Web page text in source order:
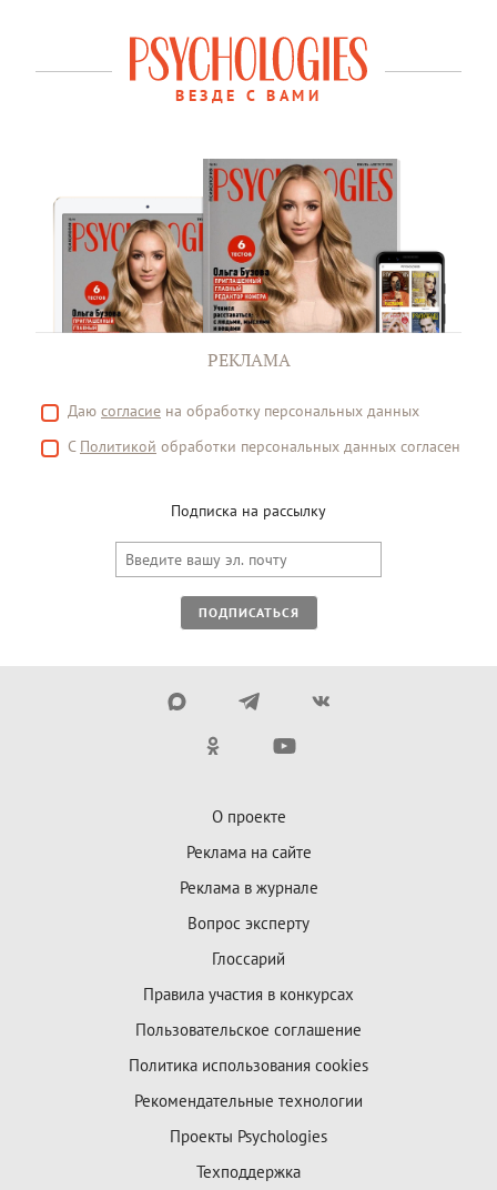
ВЕЗДЕ С ВАМИ
РЕКЛАМА
Даю согласие на обработку персональных данных
С Политикой обработки персональных данных согласен
Подписка на рассылку
ПОДПИСАТЬСЯ
О проекте
Реклама на сайте
Реклама в журнале
Вопрос эксперту
Глоссарий
Правила участия в конкурсах
Пользовательское соглашение
Политика использования cookies
Рекомендательные технологии
Проекты Psychologies
Техподдержка